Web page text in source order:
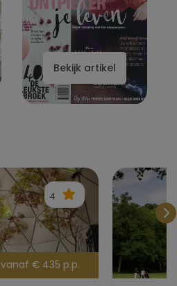
Bekijk artikel
4
vanaf € 435 p.p.